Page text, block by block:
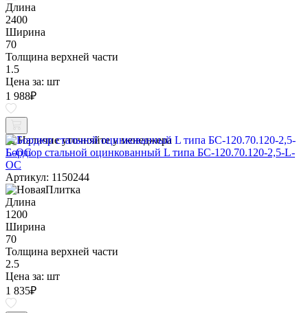
Длина
2400
Ширина
70
Толщина верхней части
1.5
Цена за: шт
1 988₽
Наличие уточняйте у менеджера
Бордюр стальной оцинкованный L типа БС-120.70.120-2,5-L-
ОС
Артикул: 1150244
Длина
1200
Ширина
70
Толщина верхней части
2.5
Цена за: шт
1 835₽